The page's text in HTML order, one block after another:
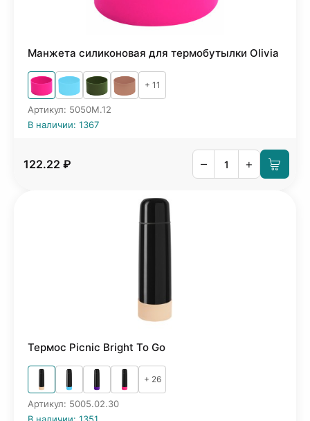
Манжета силиконовая для термобутылки Olivia
+ 11
Артикул: 5050M.12
В наличии: 1367
122.22 ₽ – +
Термос Picnic Bright To Go
+ 26
Артикул: 5005.02.30